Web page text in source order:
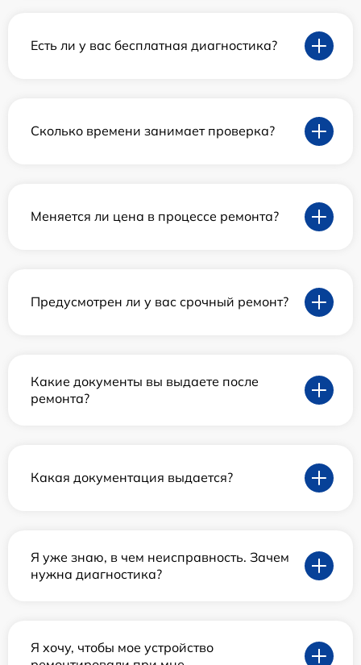
Есть ли у вас бесплатная диагностика?
Сколько времени занимает проверка?
Меняется ли цена в процессе ремонта?
Предусмотрен ли у вас срочный ремонт?
Какие документы вы выдаете после
ремонта?
Какая документация выдается?
Я уже знаю, в чем неисправность. Зачем
нужна диагностика?
Я хочу, чтобы мое устройство